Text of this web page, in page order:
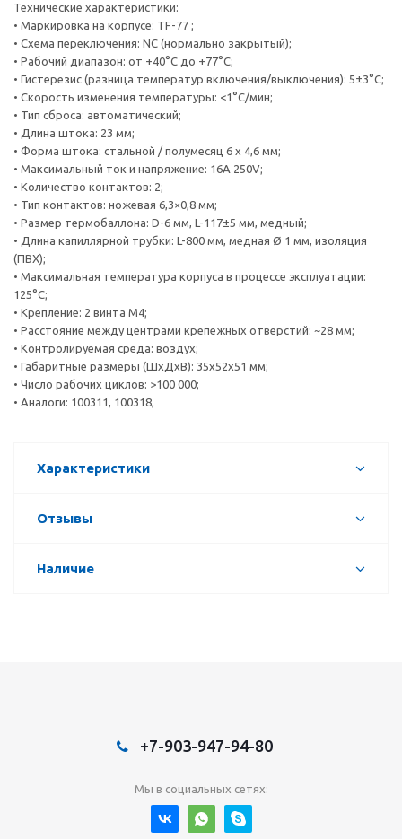
Технические характеристики:
• Маркировка на корпусе: TF-77 ;
• Схема переключения: NC (нормально закрытый);
• Рабочий диапазон: от +40°С до +77°С;
• Гистерезис (разница температур включения/выключения): 5±3°C;
• Скорость изменения температуры: <1°C/мин;
• Тип сброса: автоматический;
• Длина штока: 23 мм;
• Форма штока: стальной / полумесяц 6 х 4,6 мм;
• Максимальный ток и напряжение: 16A 250V;
• Количество контактов: 2;
• Тип контактов: ножевая 6,3×0,8 мм;
• Размер термобаллона: D-6 мм, L-117±5 мм, медный;
• Длина капиллярной трубки: L-800 мм, медная Ø 1 мм, изоляция
(ПВХ);
• Максимальная температура корпуса в процессе эксплуатации:
125°C;
• Крепление: 2 винта М4;
• Расстояние между центрами крепежных отверстий: ~28 мм;
• Контролируемая среда: воздух;
• Габаритные размеры (ШхДхВ): 35х52х51 мм;
• Число рабочих циклов: >100 000;
• Аналоги: 100311, 100318,
Характеристики
Отзывы
Наличие
+7-903-947-94-80
Мы в социальных сетях: